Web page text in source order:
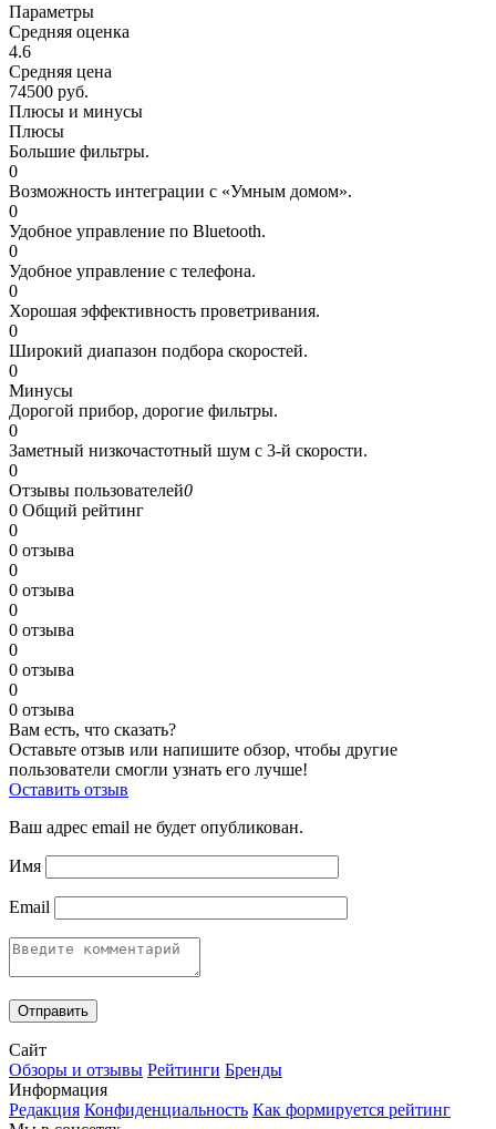
Параметры
Средняя оценка
4.6
Средняя цена
74500 руб.
Плюсы и минусы
Плюсы
Большие фильтры.
0
Возможность интеграции с «Умным домом».
0
Удобное управление по Bluetooth.
0
Удобное управление с телефона.
0
Хорошая эффективность проветривания.
0
Широкий диапазон подбора скоростей.
0
Минусы
Дорогой прибор, дорогие фильтры.
0
Заметный низкочастотный шум с 3-й скорости.
0
Отзывы пользователей0
0 Общий рейтинг
0
0 отзыва
0
0 отзыва
0
0 отзыва
0
0 отзыва
0
0 отзыва
Вам есть, что сказать?
Оставьте отзыв или напишите обзор, чтобы другие
пользователи смогли узнать его лучше!
Оставить отзыв
Ваш адрес email не будет опубликован.
Имя
Email
Сайт
Обзоры и отзывы Рейтинги Бренды
Информация
Редакция Конфиденциальность Как формируется рейтинг